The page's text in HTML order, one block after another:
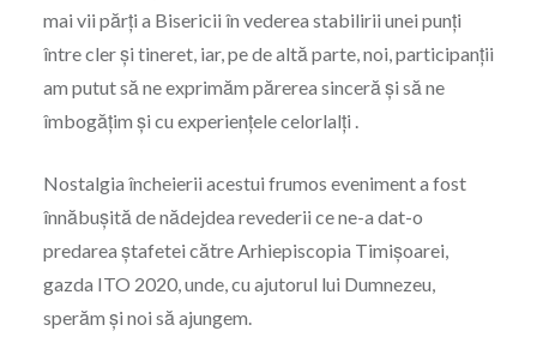
mai vii părți a Bisericii în vederea stabilirii unei punţi
între cler şi tineret, iar, pe de altă parte, noi, participanţii
am putut să ne exprimăm părerea sinceră şi să ne
îmbogăţim şi cu experienţele celorlalţi .
Nostalgia încheierii acestui frumos eveniment a fost
înnăbuşită de nădejdea revederii ce ne-a dat-o
predarea ştafetei către Arhiepiscopia Timişoarei,
gazda ITO 2020, unde, cu ajutorul lui Dumnezeu,
sperăm şi noi să ajungem.